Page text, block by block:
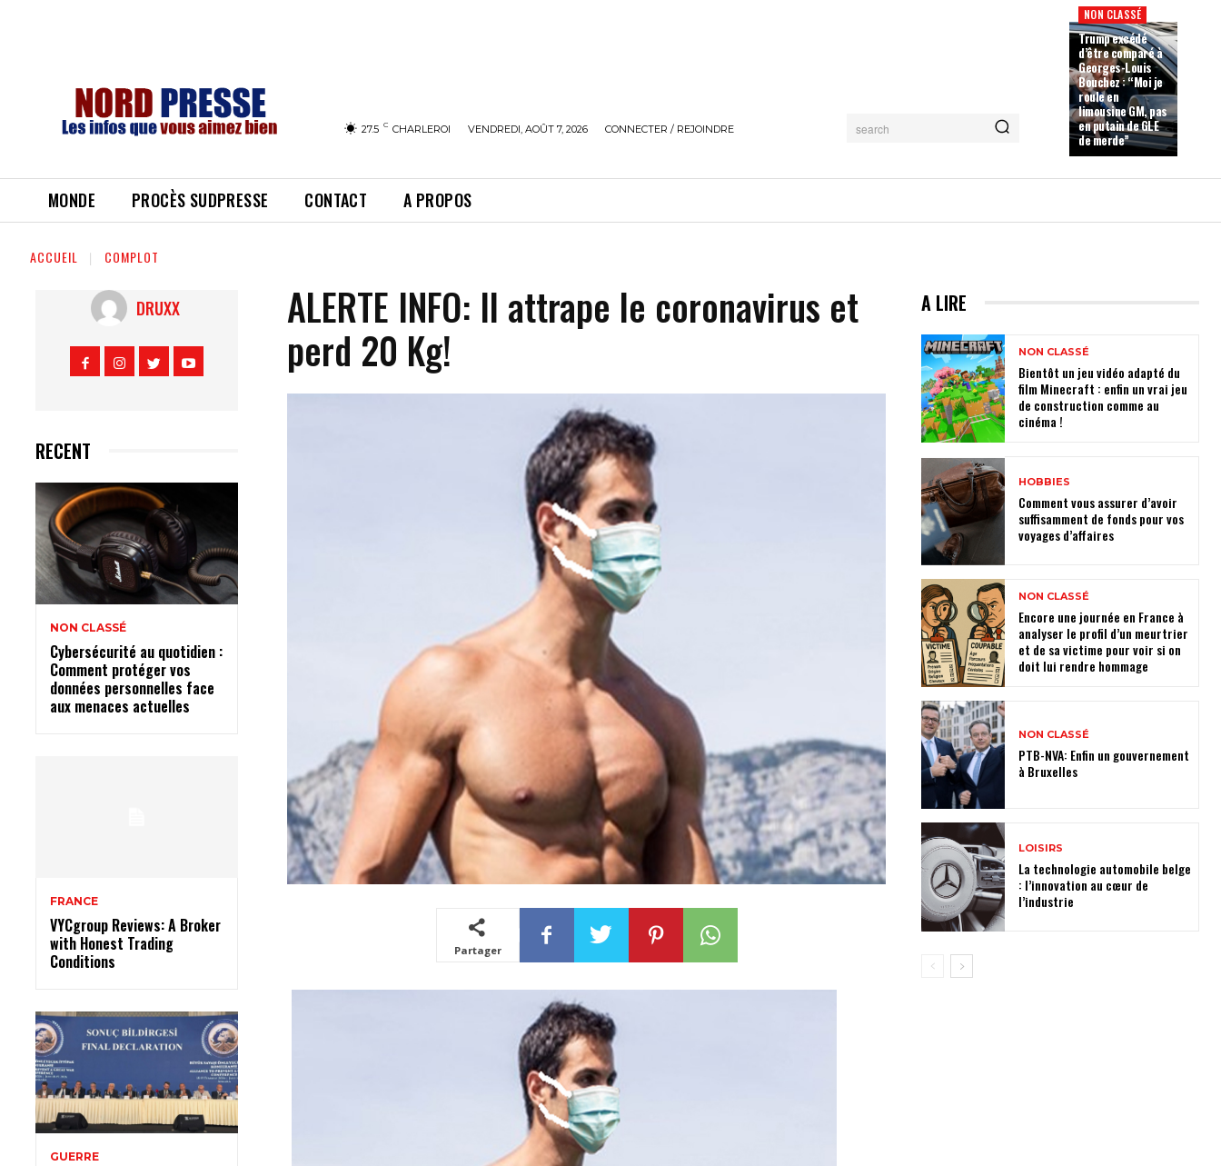
27.5 C CHARLEROI VENDREDI, AOÛT 7, 2026 CONNECTER / REJOINDRE search
NON CLASSÉ
Trump excédé
d’être comparé à
Georges-Louis
Bouchez : “Moi je
roule en
limousine GM, pas
en putain de GLE
de merde”
MONDE PROCÈS SUDPRESSE CONTACT A PROPOS
ACCUEIL COMPLOT
DRUXX
RECENT
NON CLASSÉ
Cybersécurité au quotidien :
Comment protéger vos
données personnelles face
aux menaces actuelles
FRANCE
VYCgroup Reviews: A Broker
with Honest Trading
Conditions
GUERRE
ALERTE INFO: Il attrape le coronavirus et
perd 20 Kg!
Partager
A LIRE
NON CLASSÉ
Bientôt un jeu vidéo adapté du
film Minecraft : enfin un vrai jeu
de construction comme au
cinéma !
HOBBIES
Comment vous assurer d’avoir
suffisamment de fonds pour vos
voyages d’affaires
NON CLASSÉ
Encore une journée en France à
analyser le profil d’un meurtrier
et de sa victime pour voir si on
doit lui rendre hommage
NON CLASSÉ
PTB-NVA: Enfin un gouvernement
à Bruxelles
LOISIRS
La technologie automobile belge
: l’innovation au cœur de
l’industrie